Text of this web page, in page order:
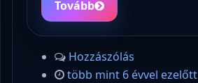
Tovább
Hozzászólás
több mint 6 évvel ezelőtt